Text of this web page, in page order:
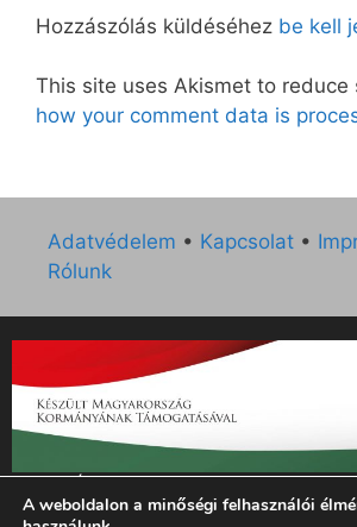
Hozzászólás küldéséhez be kell
This site uses Akismet to reduce
how your comment data is
Adatvédelem • Kapcsolat •
Rólunk
„Az Új Ember katolikus hetilap 2014.
támogatását az EGYH-KCP-14-P-
A weboldalon a minőségi felhasználói